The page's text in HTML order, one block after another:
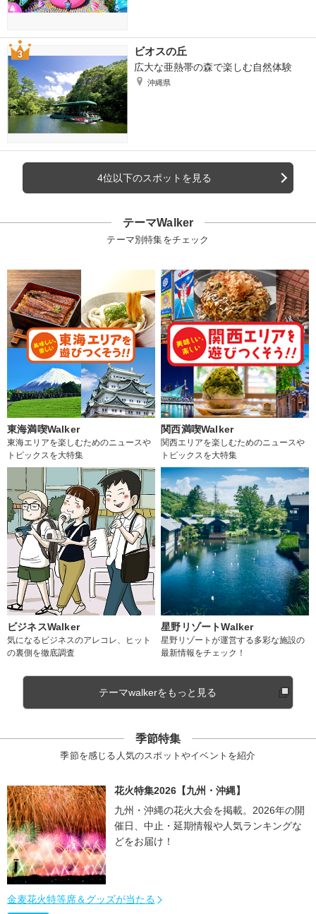
ビオスの丘
広大な亜熱帯の森で楽しむ自然体験
沖縄県
4位以下のスポットを見る
テーマWalker
テーマ別特集をチェック
東海満喫Walker
東海エリアを楽しむためのニュースや
トピックスを大特集
関西満喫Walker
関西エリアを楽しむためのニュースや
トピックスを大特集
ビジネスWalker
気になるビジネスのアレコレ、ヒット
の裏側を徹底調査
星野リゾートWalker
星野リゾートが運営する多彩な施設の
最新情報をチェック！
テーマwalkerをもっと見る
季節特集
季節を感じる人気のスポットやイベントを紹介
花火特集2026【九州・沖縄】
九州・沖縄の花火大会を掲載。2026年の開
催日、中止・延期情報や人気ランキングな
どをお届け！
金麦花火特等席＆グッズが当たる